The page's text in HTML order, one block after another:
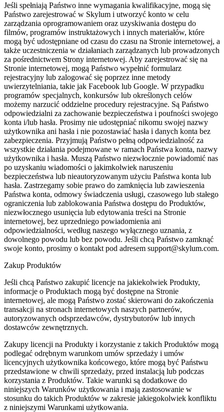
Jeśli spełniają Państwo inne wymagania kwalifikacyjne, mogą się
Państwo zarejestrować w Skylum i utworzyć konto w celu
zarządzania oprogramowaniem oraz uzyskiwania dostępu do
filmów, programów instruktażowych i innych materiałów, które
mogą być udostępniane od czasu do czasu na Stronie internetowej, a
także uczestniczenia w działaniach zarządzanych lub prowadzonych
za pośrednictwem Strony internetowej. Aby zarejestrować się na
Stronie internetowej, mogą Państwo wypełnić formularz
rejestracyjny lub zalogować się poprzez inne metody
uwierzytelniania, takie jak Facebook lub Google. W przypadku
programów specjalnych, konkursów lub określonych celów
możemy narzucić oddzielne procedury rejestracyjne. Są Państwo
odpowiedzialni za zachowanie bezpieczeństwa i poufności swojego
konta i/lub hasła. Prosimy nie udostępniać nikomu swojej nazwy
użytkownika ani hasła i nie pozostawiać hasła i danych konta bez
zabezpieczenia. Przyjmują Państwo pełną odpowiedzialność za
wszystkie działania podejmowane w ramach Państwa konta, nazwy
użytkownika i hasła. Muszą Państwo niezwłocznie powiadomić nas
po uzyskaniu wiadomości o jakimkolwiek naruszeniu
bezpieczeństwa lub nieautoryzowanym użyciu Państwa konta lub
hasła. Zastrzegamy sobie prawo do zamknięcia lub zawieszenia
Państwa konta, odmowy świadczenia usługi, czasowego lub stałego
ograniczenia lub zablokowania Państwa dostępu do Produktów,
niezwłocznego usunięcia lub edytowania treści na Stronie
internetowej, bez uprzedniego powiadomienia ani
odpowiedzialności, według naszego wyłącznego uznania, z
dowolnego powodu lub bez powodu. Jeśli chcą Państwo zamknąć
swoje konto, prosimy o kontakt pod adresem support@skylum.com.
Zakup Produktów
Jeśli chcą Państwo zakupić licencje na jakiekolwiek Produkty,
informacje o Produktach mogą być dostępne na Stronie
internetowej, ale mogą Państwo zostać skierowani do zakończenia
transakcji na stronach internetowych naszych partnerów,
autoryzowanych odsprzedawców, dystrybutorów lub innych
dostawców zewnętrznych.
Zakupy licencji na Produkty i korzystanie z takich Produktów mogą
podlegać odrębnym warunkom umów sprzedaży i umów
licencyjnych użytkownika końcowego, które mogą być Państwu
przedstawione w chwili sprzedaży, przed instalacją lub podczas
korzystania z Produktów. Takie warunki są dodatkowe do
niniejszych Warunków użytkowania i mają zastosowanie w
stosunku do takich Produktów w zakresie jakiegokolwiek konfliktu
z niniejszymi Warunkami użytkowania.